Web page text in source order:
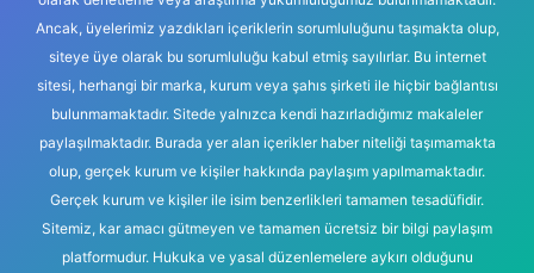
Ancak, üyelerimiz yazdıkları içeriklerin sorumluluğunu taşımakta olup,
siteye üye olarak bu sorumluluğu kabul etmiş sayılırlar. Bu internet
sitesi, herhangi bir marka, kurum veya şahıs şirketi ile hiçbir bağlantısı
bulunmamaktadır. Sitede yalnızca kendi hazırladığımız makaleler
paylaşılmaktadır. Burada yer alan içerikler haber niteliği taşımamakta
olup, gerçek kurum ve kişiler hakkında paylaşım yapılmamaktadır.
Gerçek kurum ve kişiler ile isim benzerlikleri tamamen tesadüfidir.
Sitemiz, kar amacı gütmeyen ve tamamen ücretsiz bir bilgi paylaşım
platformudur. Hukuka ve yasal düzenlemelere aykırı olduğunu